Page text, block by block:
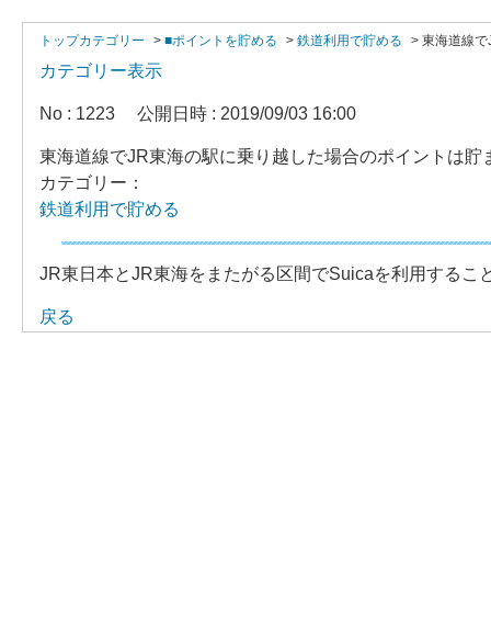
トップカテゴリー > ■ポイントを貯める > 鉄道利用で貯める > 東海道線
カテゴリー表示
No : 1223 公開日時 : 2019/09/03 16:00
東海道線でJR東海の駅に乗り越した場合のポイントは貯
カテゴリー：
鉄道利用で貯める
JR東日本とJR東海をまたがる区間でSuicaを利用するこ
戻る